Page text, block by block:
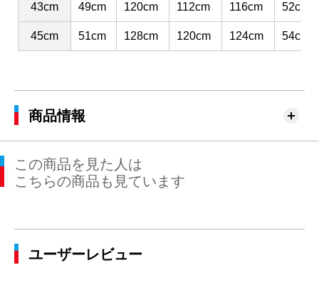
43cm 49cm 120cm 112cm 116cm 52cm
45cm 51cm 128cm 120cm 124cm 54cm
商品情報
この商品を見た人は
こちらの商品も見ています
ユーザーレビュー